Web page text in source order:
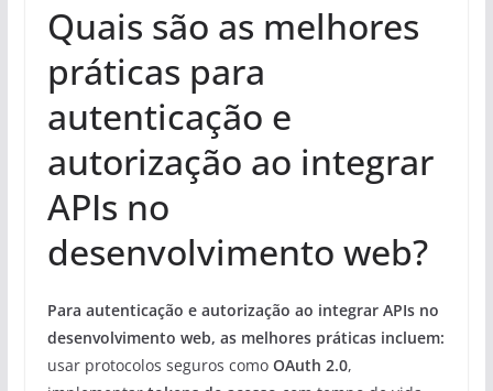
Quais são as melhores
práticas para
autenticação e
autorização ao integrar
APIs no
desenvolvimento web?
Para autenticação e autorização ao integrar APIs no
desenvolvimento web, as melhores práticas incluem:
usar protocolos seguros como OAuth 2.0,